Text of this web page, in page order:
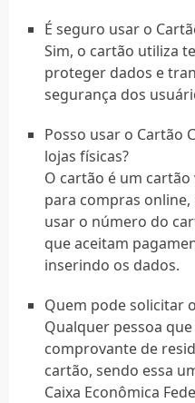
É seguro usar o
Sim, o cartão utiliza
proteger dados e
segurança dos
Posso usar o Cartão
lojas físicas?
O cartão é um
para compras
usar o número do
que aceitam
inserindo os dados.
Quem pode solicitar
Qualquer pessoa que
comprovante de
cartão, sendo essa
Caixa Econômica